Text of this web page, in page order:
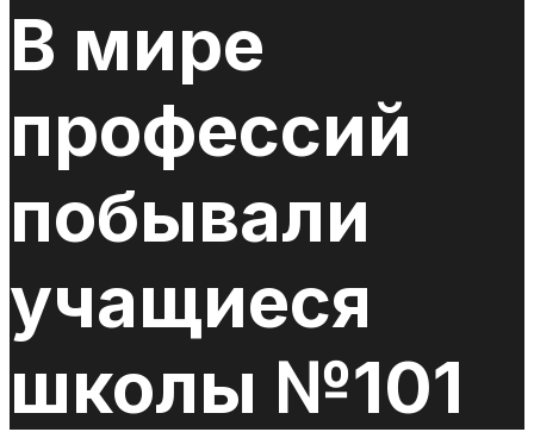
В мире
профессий
побывали
учащиеся
школы №101